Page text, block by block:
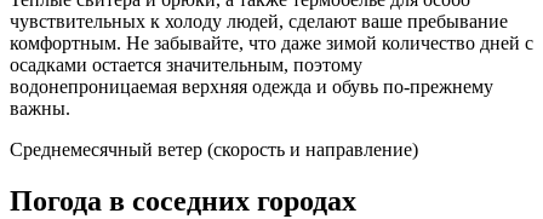
чувствительных к холоду людей, сделают ваше пребывание
комфортным. Не забывайте, что даже зимой количество дней с
осадками остается значительным, поэтому
водонепроницаемая верхняя одежда и обувь по-прежнему
важны.
Среднемесячный ветер (скорость и направление)
Погода в соседних городах